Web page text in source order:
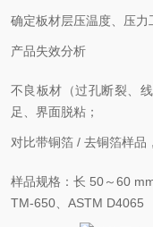
确定板材层压温度、压力
产品失效分析
不良板材（过孔断裂、
足、界面脱粘；
对比带铜箔 / 去铜箔样品
样品规格：长 50～60
TM-650、ASTM D4065